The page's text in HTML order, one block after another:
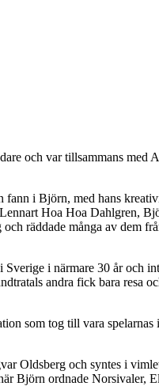
och var tillsammans med
fann i Björn, med hans
Hoa Hoa Dahlgren,
räddade många av dem
i närmare 30 år och
andra fick bara resa
som tog till vara
Oldsberg och syntes i
Björn ordnade Norsivaler,